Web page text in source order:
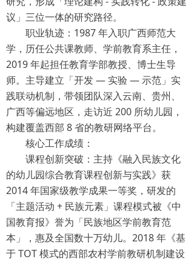
议」三位一体的研究路径。
职业轨迹：1987 年入职广西师范大
学，历任公共课教师、学前教育系主任，
2019 年起担任教育学部教授、博士生导
师。主导建立「开发 — 实验 — 示范」实
践联动机制，带领团队深入云南、贵州、
广西等偏远地区，走访近 200 所幼儿园，
构建覆盖西部 8 省的教研网络平台。
核心工作成绩：
课程创新突破：主持《融入民族文化
的幼儿园综合教育课程创新与实践》获
2014 年国家级教学成果一等奖，研发的
「主题活动 + 民族元素」课程模式被《中
国教育报》誉为「民族地区学前教育范
本」，惠及全国数十万幼儿。2018 年《基
于 TOT 模式的西部农村学前教研机制建设